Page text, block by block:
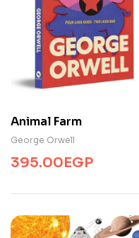
Animal Farm
George Orwell
395.00EGP